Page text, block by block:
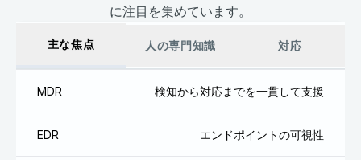
に注目を集めています。
主な焦点 人の専門知識 対応
MDR 検知から対応までを一貫して支援
EDR エンドポイントの可視性